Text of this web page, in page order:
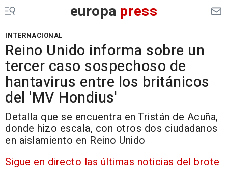
europa press
INTERNACIONAL
Reino Unido informa sobre un
tercer caso sospechoso de
hantavirus entre los británicos
del 'MV Hondius'
Detalla que se encuentra en Tristán de Acuña,
donde hizo escala, con otros dos ciudadanos
en aislamiento en Reino Unido
Sigue en directo las últimas noticias del brote